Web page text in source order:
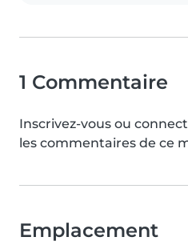
1 Commentaire
Inscrivez-vous ou
les commentaires de ce
Emplacement